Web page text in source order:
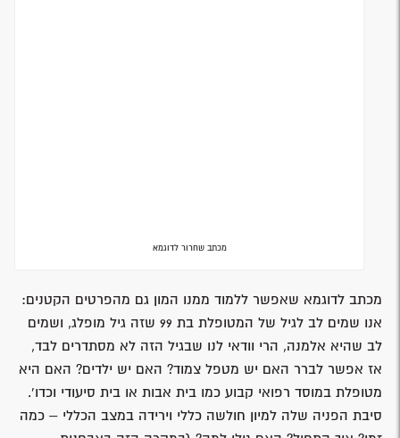
מכתב שחרור לדוגמא
מכתב לדוגמא שאפשר ללמוד ממנו המון גם מהפרטים הקטנים:
אנו שמים לב לגיל של המטופלת בת 99 שזה גיל מופלג, ושמים
לב שהיא אלמנה, הרי וודאי לנו שבגיל הזה לא מסתדרים לבד,
אז אפשר לברר האם יש מטפל צמוד? האם יש ילדים? האם היא
מטופלת במוסד רפואי קבוע כמו בית אבות או בית סיעודי וכדו'.
סיבת הפניה שלה למיון חולשה כללי וירידה במצב הכללי – כמה